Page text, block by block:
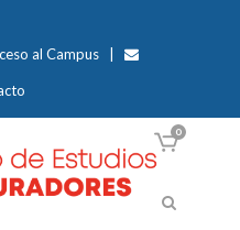
al Campus|
0